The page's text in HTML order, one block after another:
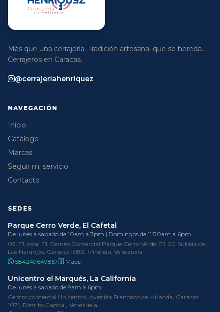
Más que una cerrajería. Tradición artesanal que se hereda.
Cerrajeros en Caracas.
@cerrajeriahenriquez
NAVEGACIÓN
Inicio
Catálogo
Marcas
Seguir mi servicio
Contacto
SEDES
Parque Cerro Verde, El Cafetal
De lunes a sabado de 10am a 7pm | Domingos de 11:30am a 6pm
05, E1, local E1, Centro Comercial Parque Cerro Verde, E1, 20 Subida de
Los Naranjos, Caracas 1083, Miranda, Venezuela
584249649857
Maps
Unicentro el Marqués, La California
De lunes a sabado de 9am a 6pm
Centro comercial Unicentro, Avenida Francisco de Miranda, Caracas
1071, Distrito Capital, Venezuela